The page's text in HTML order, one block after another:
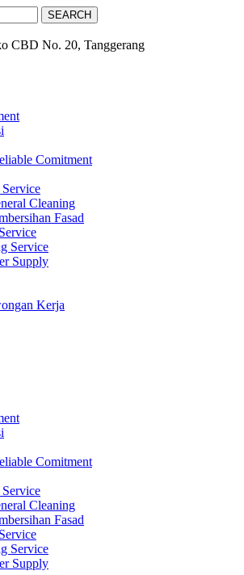
SEARCH
CBD No. 20, Tanggerang
Comitment
Cleaning
Fasad
Service
Supply
Kerja
Comitment
Cleaning
Fasad
Service
Supply